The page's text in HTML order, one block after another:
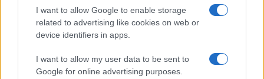
I want to allow Google to enable storage
related to advertising like cookies on web or
device identifiers in apps.
I want to allow my user data to be sent to
Google for online advertising purposes.
secoli “diritto”, che non mutano, di fondo,
l’elemento anarchico delle relazioni
internazionali, dove al centro resta sovrano lo
Stato dominante di un sistema politico, composto
da un centro gravitazionale e dai suoi satelliti.